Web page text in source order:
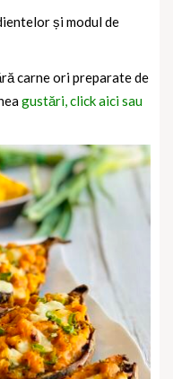
și modul de
carne ori preparate de
gustări, click aici sau